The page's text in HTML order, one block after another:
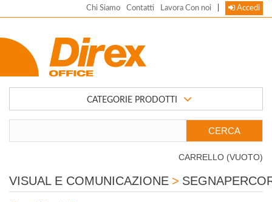
Chi Siamo Contatti Lavora Con noi Accedi
CATEGORIE PRODOTTI
CARRELLO (VUOTO)
VISUAL E COMUNICAZIONE >